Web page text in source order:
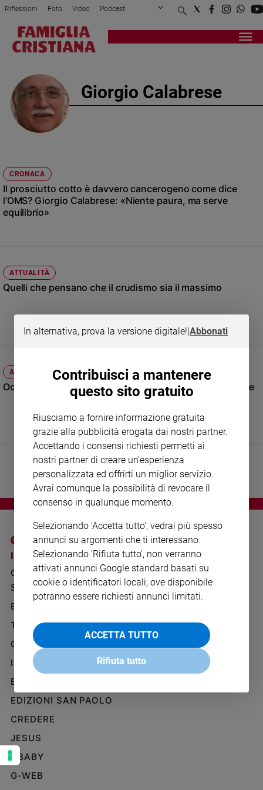
Attualità
Cronaca
Politica
Mondo
Economia
Sport
Interviste
Papa
Chiesa
e
spiritualità
Devozione
e
fede
Società
e
Creato
Volontariato
Diritti
Aziende
valore
Caso
settimana
Migranti
Diversità
inclusione
Costume
Cultura
e
Riflessioni Foto Video Podcast
Privacy Policy Chi siamo
Registrati Redazione
Giorgio Calabrese
CRONACA
Il prosciutto cotto è davvero cancerogeno come dice
l’OMS? Giorgio Calabrese: «Niente paura, ma serve
equilibrio»
ATTUALITÀ
Quelli che pensano che il crudismo sia il massimo
ATTUALITÀ
Occhio al giro vita: un eccesso di grasso fa male al cuore
I SITI SAN PAOLO
GRUPPO EDITORIALE
SAN PAOLO
BENESSERE
TELENOVA
GAZZETTA D'ALBA
IL GIORNALINO
EDICOLA SAN PAOLO
EDIZIONI SAN PAOLO
CREDERE
JESUS
GBABY
G-WEB
NOTE LEGALI
PRIVACY POLICY
INFORMATIVA
In alternativa, prova la versione digitale!|Abbonati
Contribuisci a mantenere
questo sito gratuito
Riusciamo a fornire informazione gratuita
grazie alla pubblicità erogata dai nostri partner.
Accettando i consensi richiesti permetti ai
nostri partner di creare un'esperienza
personalizzata ed offrirti un miglior servizio.
Avrai comunque la possibilità di revocare il
consenso in qualunque momento.
Selezionando 'Accetta tutto', vedrai più spesso
annunci su argomenti che ti interessano.
Selezionando 'Rifiuta tutto', non verranno
attivati annunci Google standard basati su
cookie o identificatori locali; ove disponibile
potranno essere richiesti annunci limitati.
ACCETTA TUTTO
Rifiuta tutto